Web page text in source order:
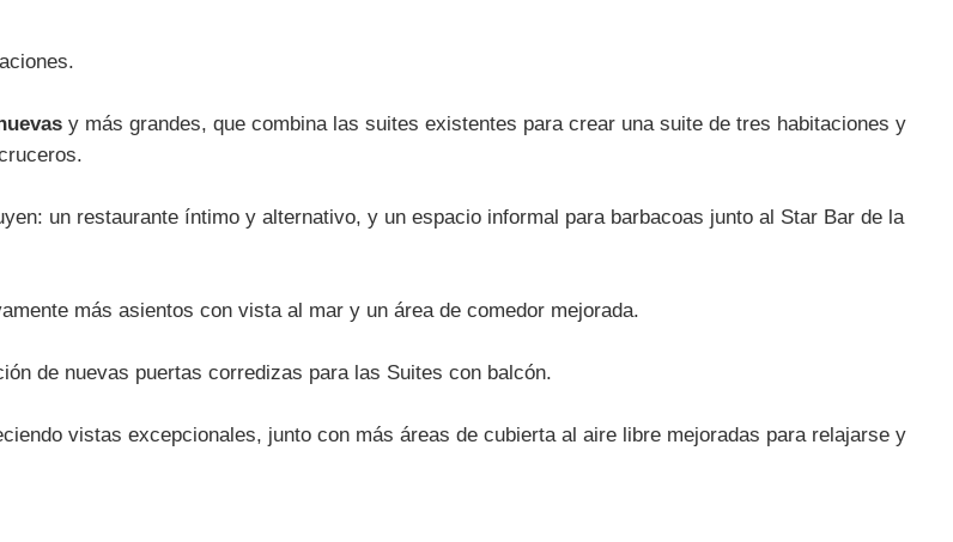
y más grandes, que combina las suites existentes para crear una suite de tres habitaciones y
un restaurante íntimo y alternativo, y un espacio informal para barbacoas junto al Star Bar de la
más asientos con vista al mar y un área de comedor mejorada.
de nuevas puertas corredizas para las Suites con balcón.
vistas excepcionales, junto con más áreas de cubierta al aire libre mejoradas para relajarse y